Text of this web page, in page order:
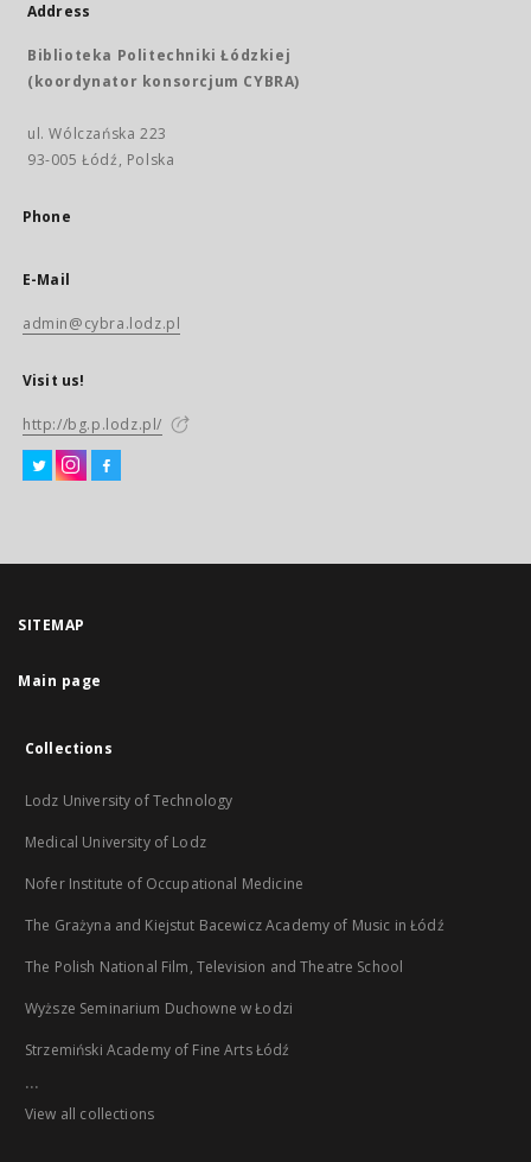
Address
Biblioteka Politechniki Łódzkiej
(koordynator konsorcjum CYBRA)
ul. Wólczańska 223
93-005 Łódź, Polska
Phone
E-Mail
admin@cybra.lodz.pl
Visit us!
http://bg.p.lodz.pl/
SITEMAP
Main page
Collections
Lodz University of Technology
Medical University of Lodz
Nofer Institute of Occupational Medicine
The Grażyna and Kiejstut Bacewicz Academy of Music in Łódź
The Polish National Film, Television and Theatre School
Wyższe Seminarium Duchowne w Łodzi
Strzemiński Academy of Fine Arts Łódź
...
View all collections